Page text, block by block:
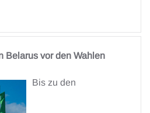
Belarus vor den Wahlen
Bis zu den